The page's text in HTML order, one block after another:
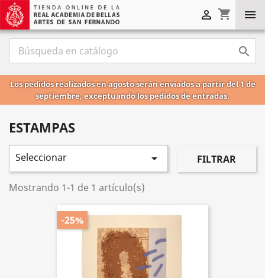

shopping_cart


Los pedidos realizados en agosto serán enviados a partir del 1 de
septiembre, exceptuando los pedidos de entradas.
ESTAMPAS
Seleccionar  FILTRAR
Mostrando 1-1 de 1 artículo(s)
-25%